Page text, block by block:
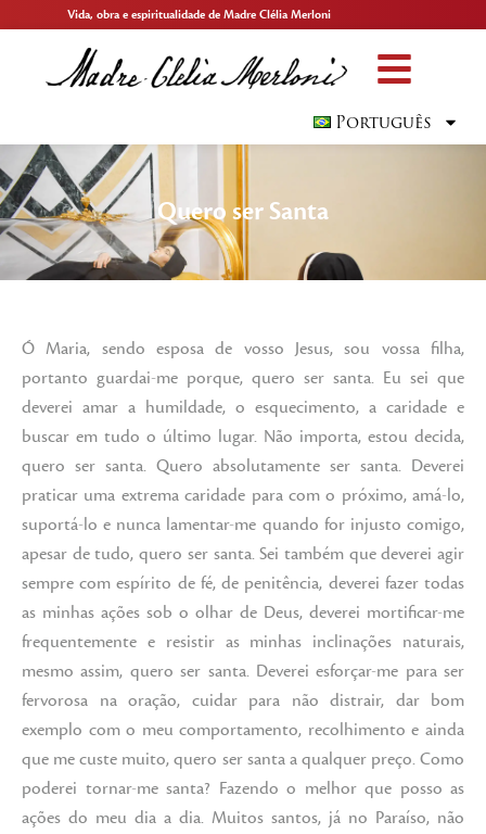
Vida, obra e espiritualidade de Madre Clélia Merloni
Português
Quero ser Santa
Ó Maria, sendo esposa de vosso Jesus, sou vossa filha,
portanto guardai-me porque, quero ser santa. Eu sei que
deverei amar a humildade, o esquecimento, a caridade e
buscar em tudo o último lugar. Não importa, estou decida,
quero ser santa. Quero absolutamente ser santa. Deverei
praticar uma extrema caridade para com o próximo, amá-lo,
suportá-lo e nunca lamentar-me quando for injusto comigo,
apesar de tudo, quero ser santa. Sei também que deverei agir
sempre com espírito de fé, de penitência, deverei fazer todas
as minhas ações sob o olhar de Deus, deverei mortificar-me
frequentemente e resistir as minhas inclinações naturais,
mesmo assim, quero ser santa. Deverei esforçar-me para ser
fervorosa na oração, cuidar para não distrair, dar bom
exemplo com o meu comportamento, recolhimento e ainda
que me custe muito, quero ser santa a qualquer preço. Como
poderei tornar-me santa? Fazendo o melhor que posso as
ações do meu dia a dia. Muitos santos, já no Paraíso, não